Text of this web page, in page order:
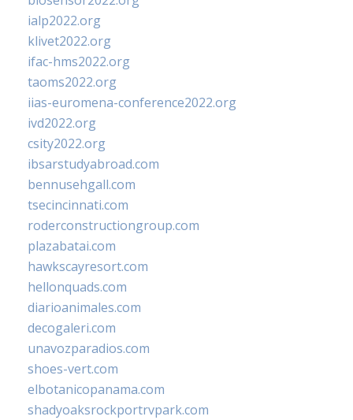
ialp2022.org
klivet2022.org
ifac-hms2022.org
taoms2022.org
iias-euromena-conference2022.org
ivd2022.org
csity2022.org
ibsarstudyabroad.com
bennusehgall.com
tsecincinnati.com
roderconstructiongroup.com
plazabatai.com
hawkscayresort.com
hellonquads.com
diarioanimales.com
decogaleri.com
unavozparadios.com
shoes-vert.com
elbotanicopanama.com
shadyoaksrockportrvpark.com